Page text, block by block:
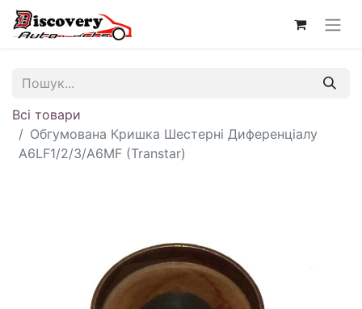
Всі товари
Обгумована Кришка Шестерні Диференціалу
A6LF1/2/3/A6MF (Transtar)